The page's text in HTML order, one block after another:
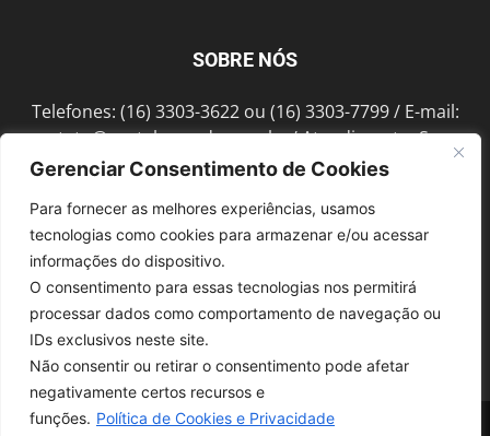
Gerenciar Consentimento de Cookies
Para fornecer as melhores experiências, usamos
tecnologias como cookies para armazenar e/ou acessar
informações do dispositivo.
O consentimento para essas tecnologias nos permitirá
processar dados como comportamento de navegação ou
IDs exclusivos neste site.
Não consentir ou retirar o consentimento pode afetar
negativamente certos recursos e
funções. Política de Cookies e Privacidade
SOBRE NÓS
Telefones: (16) 3303-3622 ou (16) 3303-7799 / E-mail:
contato@portalmorada.com.br/ Atendimento: Seg a
Sex das 8h às 18h / Endereço: Av. Bento de Abreu, 889
SIGA-NOS
© 1997-2022, GRUPO ROBERTO MONTORO É proibida a reprodução do